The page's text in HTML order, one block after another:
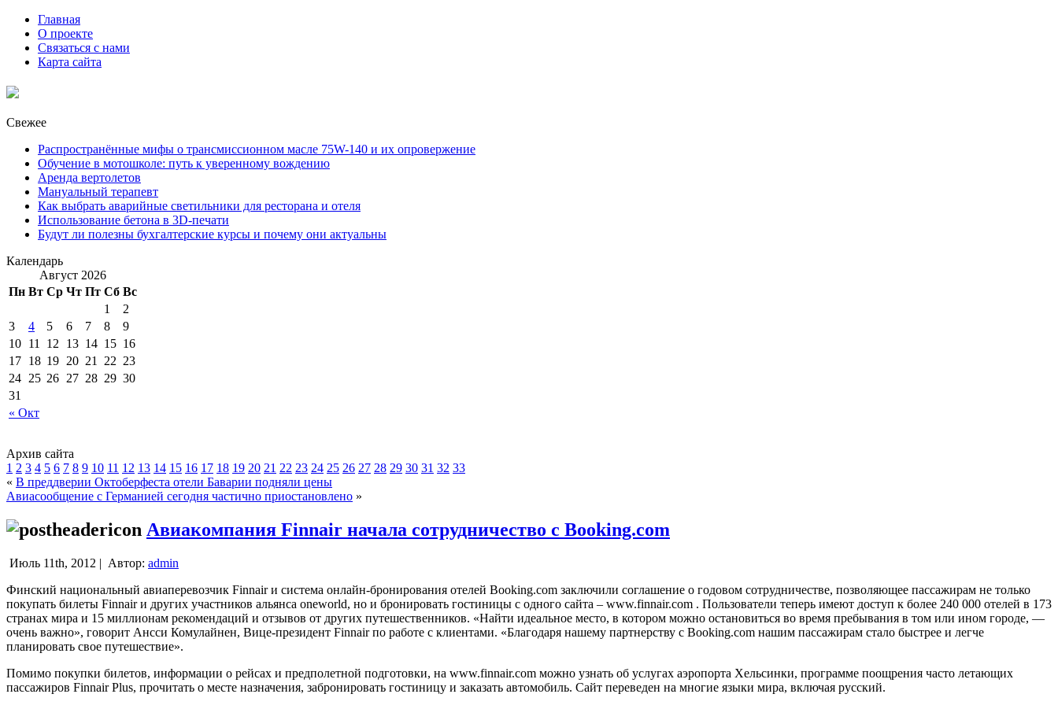
Главная
О проекте
Связаться с нами
Карта сайта
Свежее
Распространённые мифы о трансмиссионном масле 75W-140 и их опровержение
Обучение в мотошколе: путь к уверенному вождению
Аренда вертолетов
Мануальный терапевт
Как выбрать аварийные светильники для ресторана и отеля
Использование бетона в 3D-печати
Будут ли полезны бухгалтерские курсы и почему они актуальны
Календарь
Август 2026
Пн Вт Ср Чт Пт Сб Вс
« Окт
1
2
3
4 5 6 7 8
9
10 11 12 13 14 15 16
17 18 19 20 21 22 23
24 25 26 27 28 29 30
31
Архив сайта
1 2 3 4 5 6 7 8 9 10 11 12 13 14 15 16 17 18 19 20 21 22 23 24 25 26 27 28 29 30 31 32 33
« В преддверии Октоберфеста отели Баварии подняли цены
Авиасообщение с Германией сегодня частично приостановлено »
Авиакомпания Finnair начала сотрудничество с Booking.com
Июль 11th, 2012 | Автор: admin
Финский национальный авиаперевозчик Finnair и система онлайн-бронирования отелей Booking.com заключили соглашение о годовом сотрудничестве, позволяющее пассажирам не только
покупать билеты Finnair и других участников альянса oneworld, но и бронировать гостиницы с одного сайта – www.finnair.com . Пользователи теперь имеют доступ к более 240 000 отелей в 173
странах мира и 15 миллионам рекомендаций и отзывов от других путешественников. «Найти идеальное место, в котором можно остановиться во время пребывания в том или ином городе, —
очень важно», говорит Ансси Комулайнен, Вице-президент Finnair по работе с клиентами. «Благодаря нашему партнерству с Booking.com нашим пассажирам стало быстрее и легче
планировать свое путешествие».
Помимо покупки билетов, информации о рейсах и предполетной подготовки, на www.finnair.com можно узнать об услугах аэропорта Хельсинки, программе поощрения часто летающих
пассажиров Finnair Plus, прочитать о месте назначения, забронировать гостиницу и заказать автомобиль. Сайт переведен на многие языки мира, включая русский.